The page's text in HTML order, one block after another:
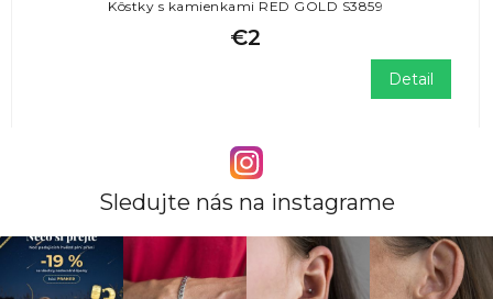
Kôstky s kamienkami RED GOLD S3859
€2
Detail
Sledujte nás na instagrame